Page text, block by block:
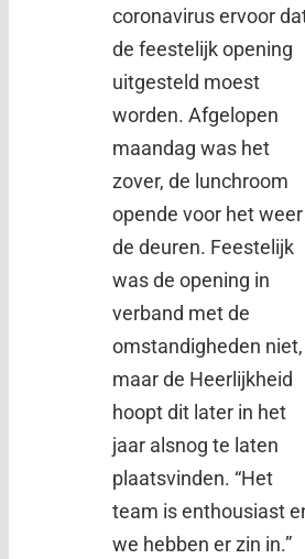
coronavirus ervoor
de feestelijk opening
uitgesteld moest
worden. Afgelopen
maandag was het
zover, de lunchroom
opende voor het weer
de deuren. Feestelijk
was de opening in
verband met de
omstandigheden niet,
maar de Heerlijkheid
hoopt dit later in het
jaar alsnog te laten
plaatsvinden. “Het
team is enthousiast
we hebben er zin in.”